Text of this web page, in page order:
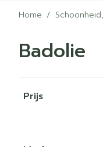
Home /
Badolie
Prijs